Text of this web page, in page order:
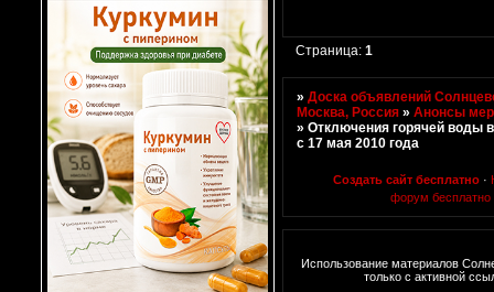
Страница:1
»Доска объявлений
Москва, Россия »Анонсы
»Отключения горячей воды
с 17 мая 2010 года
Создать сайт бесплатно ·
форум бесплатно
Использование материалов
только с активной